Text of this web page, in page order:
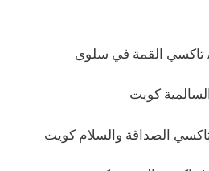
القمة في سلوى
كويت
الصداقة والسلام كويت